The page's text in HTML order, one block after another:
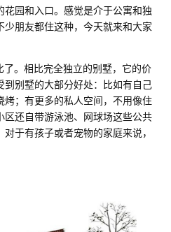
园和入口。感觉是介于公寓和独
朋友都住这种，今天就来和大家
了。相比完全独立的别墅，它的价
别墅的大部分好处：比如有自己
；有更多的私人空间，不用像住
还自带游泳池、网球场这些公共
于有孩子或者宠物的家庭来说，